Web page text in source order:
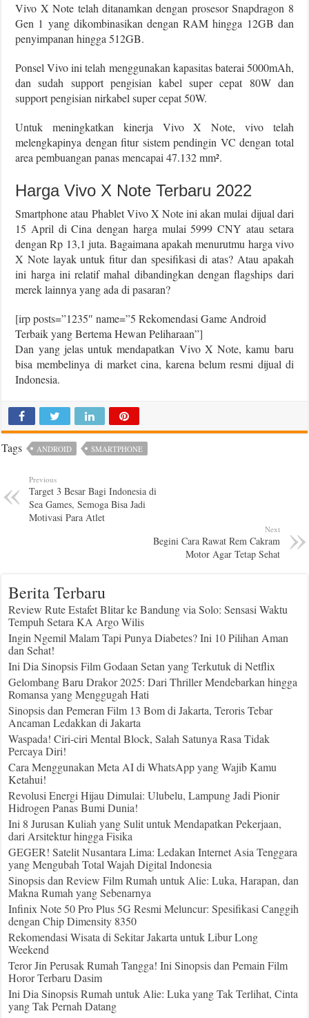
Vivo X Note telah ditanamkan dengan prosesor Snapdragon 8
Gen 1 yang dikombinasikan dengan RAM hingga 12GB dan
penyimpanan hingga 512GB.
Ponsel Vivo ini telah menggunakan kapasitas baterai 5000mAh,
dan sudah support pengisian kabel super cepat 80W dan
support pengisian nirkabel super cepat 50W.
Untuk meningkatkan kinerja Vivo X Note, vivo telah
melengkapinya dengan fitur sistem pendingin VC dengan total
area pembuangan panas mencapai 47.132 mm².
Harga Vivo X Note Terbaru 2022
Smartphone atau Phablet Vivo X Note ini akan mulai dijual dari
15 April di Cina dengan harga mulai 5999 CNY atau setara
dengan Rp 13,1 juta. Bagaimana apakah menurutmu harga vivo
X Note layak untuk fitur dan spesifikasi di atas? Atau apakah
ini harga ini relatif mahal dibandingkan dengan flagships dari
merek lainnya yang ada di pasaran?
[irp posts=”1235″ name=”5 Rekomendasi Game Android
Terbaik yang Bertema Hewan Peliharaan”]
Dan yang jelas untuk mendapatkan Vivo X Note, kamu baru
bisa membelinya di market cina, karena belum resmi dijual di
Indonesia.
Tags ANDROID SMARTPHONE
Previous
Target 3 Besar Bagi Indonesia di
Sea Games, Semoga Bisa Jadi
Motivasi Para Atlet
Next
Begini Cara Rawat Rem Cakram
Motor Agar Tetap Sehat
Berita Terbaru
Review Rute Estafet Blitar ke Bandung via Solo: Sensasi Waktu
Tempuh Setara KA Argo Wilis
Ingin Ngemil Malam Tapi Punya Diabetes? Ini 10 Pilihan Aman
dan Sehat!
Ini Dia Sinopsis Film Godaan Setan yang Terkutuk di Netflix
Gelombang Baru Drakor 2025: Dari Thriller Mendebarkan hingga
Romansa yang Menggugah Hati
Sinopsis dan Pemeran Film 13 Bom di Jakarta, Teroris Tebar
Ancaman Ledakkan di Jakarta
Waspada! Ciri-ciri Mental Block, Salah Satunya Rasa Tidak
Percaya Diri!
Cara Menggunakan Meta AI di WhatsApp yang Wajib Kamu
Ketahui!
Revolusi Energi Hijau Dimulai: Ulubelu, Lampung Jadi Pionir
Hidrogen Panas Bumi Dunia!
Ini 8 Jurusan Kuliah yang Sulit untuk Mendapatkan Pekerjaan,
dari Arsitektur hingga Fisika
GEGER! Satelit Nusantara Lima: Ledakan Internet Asia Tenggara
yang Mengubah Total Wajah Digital Indonesia
Sinopsis dan Review Film Rumah untuk Alie: Luka, Harapan, dan
Makna Rumah yang Sebenarnya
Infinix Note 50 Pro Plus 5G Resmi Meluncur: Spesifikasi Canggih
dengan Chip Dimensity 8350
Rekomendasi Wisata di Sekitar Jakarta untuk Libur Long
Weekend
Teror Jin Perusak Rumah Tangga! Ini Sinopsis dan Pemain Film
Horor Terbaru Dasim
Ini Dia Sinopsis Rumah untuk Alie: Luka yang Tak Terlihat, Cinta
yang Tak Pernah Datang